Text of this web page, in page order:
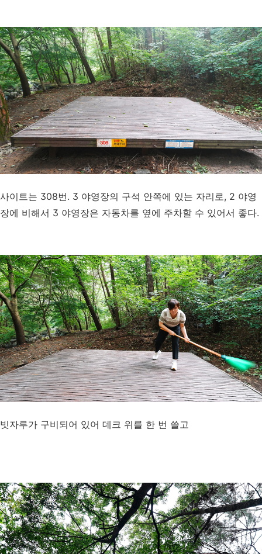
사이트는 308번. 3 야영장의 구석 안쪽에 있는 자리로, 2 야영
장에 비해서 3 야영장은 자동차를 옆에 주차할 수 있어서 좋다.
빗자루가 구비되어 있어 데크 위를 한 번 쓸고